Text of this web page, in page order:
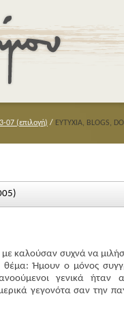
07 (επιλογή) / ΕΥΤΥΧΙΑ, BLOGS,
καλούσαν συχνά να
θέμα: Ήμουν ο μόνος
γενικά
γεγονότα σαν την